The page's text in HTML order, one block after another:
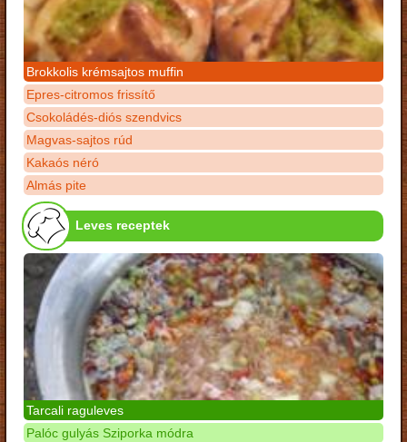
Brokkolis krémsajtos muffin
Epres-citromos frissítő
Csokoládés-diós szendvics
Magvas-sajtos rúd
Kakaós néró
Almás pite
Leves receptek
Tarcali raguleves
Palóc gulyás Sziporka módra